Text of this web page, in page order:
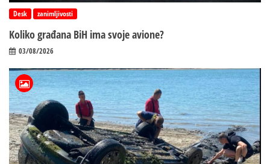
Desk zanimljivosti
Koliko građana BiH ima svoje avione?
03/08/2026